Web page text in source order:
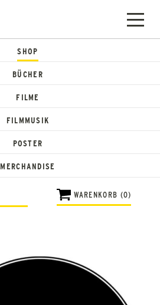
SHOP
BÜCHER
FILME
FILMMUSIK
POSTER
MERCHANDISE
WARENKORB (0)